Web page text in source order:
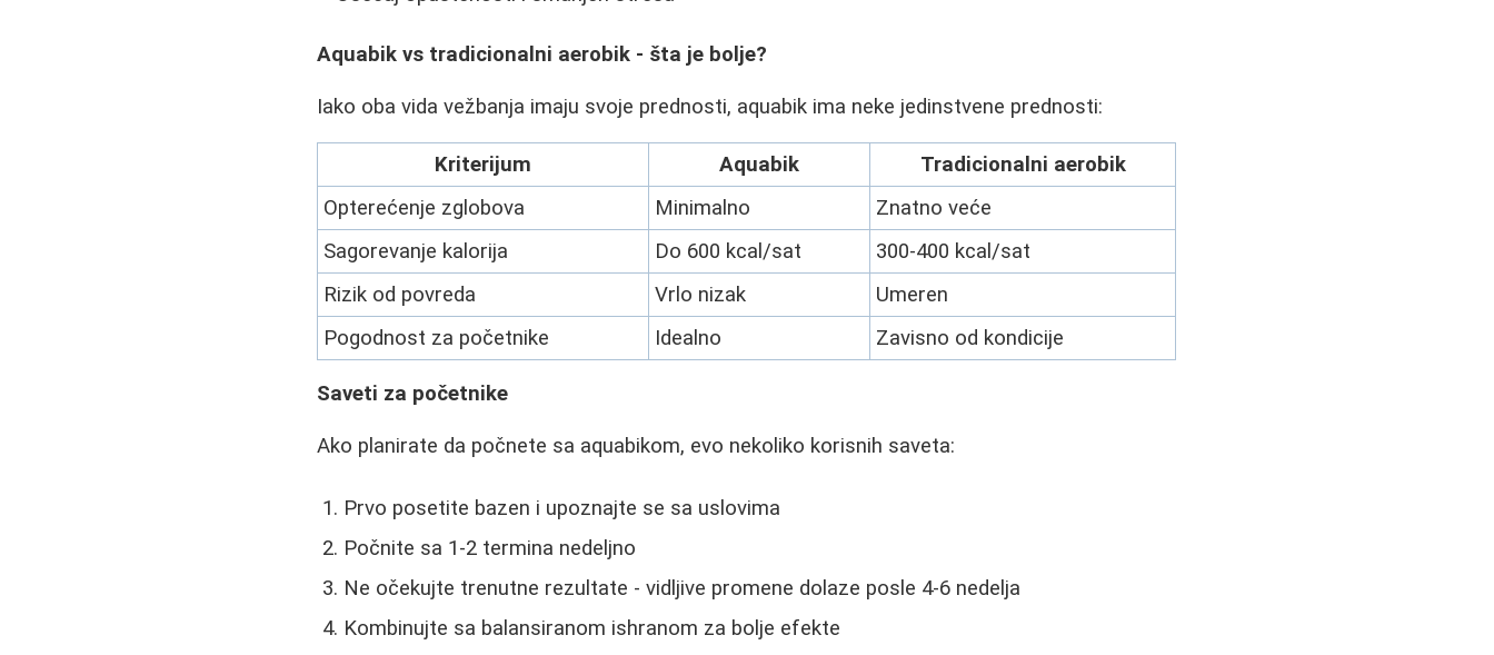
Aquabik vs tradicionalni aerobik - šta je bolje?
Iako oba vida vežbanja imaju svoje prednosti, aquabik ima neke jedinstvene prednosti:
Kriterijum Aquabik
Tradicionalni aerobik
Opterećenje zglobova
Minimalno
Znatno veće
Sagorevanje kalorija
Do 600 kcal/sat
300-400 kcal/sat
Rizik od povreda
Vrlo nizak
Umeren
Pogodnost za početnike
Idealno Zavisno od kondicije
Saveti za početnike
Ako planirate da počnete sa aquabikom, evo nekoliko korisnih saveta:
Prvo posetite bazen i upoznajte se sa uslovima
Počnite sa 1-2 termina nedeljno
Ne očekujte trenutne rezultate - vidljive promene dolaze posle 4-6 nedelja
Kombinujte sa balansiranom ishranom za bolje efekte